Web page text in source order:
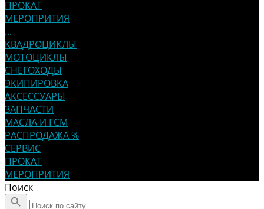
ПРОКАТ
МЕРОПРИТИЯ
...
КВАДРОЦИКЛЫ
МОТОЦИКЛЫ
СНЕГОХОДЫ
ЭКИПИРОВКА
АКСЕССУАРЫ
ЗАПЧАСТИ
МАСЛА И ГСМ
РАСПРОДАЖА %
СЕРВИС
ПРОКАТ
МЕРОПРИТИЯ
Поиск